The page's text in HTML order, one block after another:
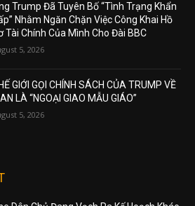
Trump Đã Tuyên Bố “Tình Trạng Khẩn
Nhằm Ngăn Chặn Việc Công Khai Hồ
Tài Chính Của Mình Cho Đài BBC
5, 2026
GIỚI GỌI CHÍNH SÁCH CỦA TRUMP VỀ
LÀ “NGOẠI GIAO MẪU GIÁO”
5, 2026